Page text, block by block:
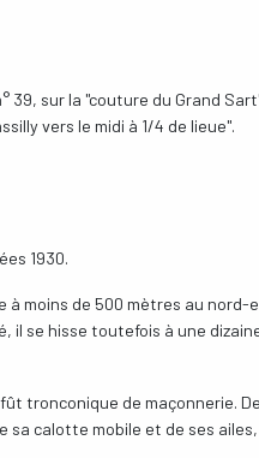
39, sur la "couture du Grand
vers le midi à 1/4 de lieue".
1930.
à moins de 500 mètres au
il se hisse toutefois à une
tronconique de maçonnerie.
calotte mobile et de ses